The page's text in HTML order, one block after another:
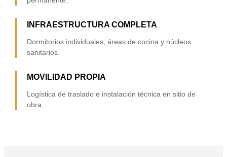
INFRAESTRUCTURA COMPLETA
Dormitorios individuales, áreas de cocina y núcleos
sanitarios.
MOVILIDAD PROPIA
Logística de traslado e instalación técnica en sitio de
obra.